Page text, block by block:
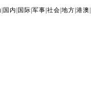
国内 国际 军事 社会 地方 港澳